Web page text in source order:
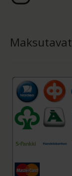
Maksutavat